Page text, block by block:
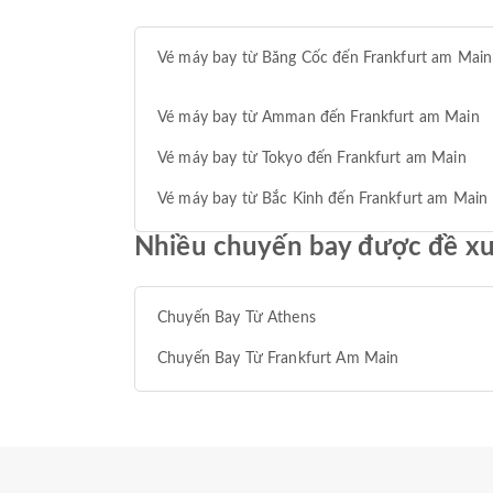
Vé máy bay từ Băng Cốc đến Frankfurt am Main
Vé máy bay từ Amman đến Frankfurt am Main
Vé máy bay từ Tokyo đến Frankfurt am Main
Vé máy bay từ Bắc Kinh đến Frankfurt am Main
Nhiều chuyến bay được đề
Chuyến Bay Từ Athens
Chuyến Bay Từ Frankfurt Am Main